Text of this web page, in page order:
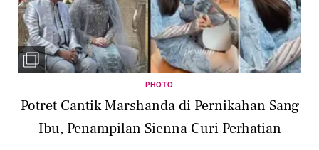
PHOTO
Potret Cantik Marshanda di Pernikahan Sang
Ibu, Penampilan Sienna Curi Perhatian